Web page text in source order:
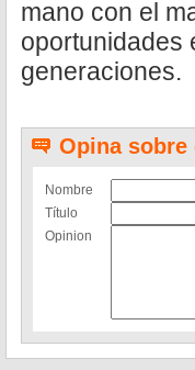
mano con el
oportunidades
generaciones.
Opina
Nombre
Título
Opinion